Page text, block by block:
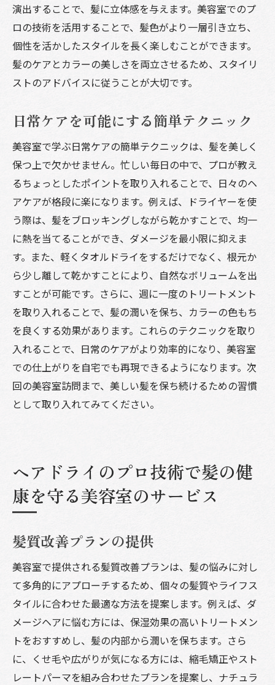
演出することで、髪に立体感を与えます。美容室でのプ
ロの技術を活用することで、髪色がより一層引き立ち、
個性を活かしたスタイルを長く楽しむことができます。
髪のケアとカラーの美しさを両立させるため、スタイリ
ストのアドバイスに従うことが大切です。
日常ケアを可能にする簡単テクニック
美容室で学ぶ日常ケアの簡単テクニックは、髪を美しく
保つ上で欠かせません。忙しい毎日の中で、プロが教え
るちょっとしたポイントを取り入れることで、日々のヘ
アケアが格段に楽になります。例えば、ドライヤーを使
う際は、髪をブロッキングしながら乾かすことで、均一
に熱を当てることができ、ダメージを最小限に抑えま
す。また、軽くタオルドライをするだけでなく、根元か
ら少し離して乾かすことにより、自然なボリュームを出
すことが可能です。さらに、週に一度のトリートメント
を取り入れることで、髪の潤いを保ち、カラーの色もち
を良くする効果があります。これらのテクニックを取り
入れることで、日常のケアがより効率的になり、美容室
での仕上がりを自宅でも再現できるようになります。次
回の美容室訪問まで、美しい髪を保ち続けるための習慣
として取り入れてみてください。
ヘアドライのプロ技術で髪の健
康を守る美容室のサービス
髪質改善プランの提供
美容室で提供される髪質改善プランは、髪の悩みに対し
て多角的にアプローチするため、個々の髪質やライフス
タイルに合わせた最適な方法を提案します。例えば、ダ
メージヘアに悩む方には、保湿効果の高いトリートメン
トをおすすめし、髪の内部から潤いを保ちます。さら
に、くせ毛や広がりが気になる方には、縮毛矯正やスト
レートパーマを組み合わせたプランを提案し、ナチュラ